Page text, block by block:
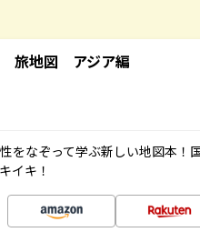
旅地図 アジア編
をなぞって学ぶ新しい地図本！
イキ！